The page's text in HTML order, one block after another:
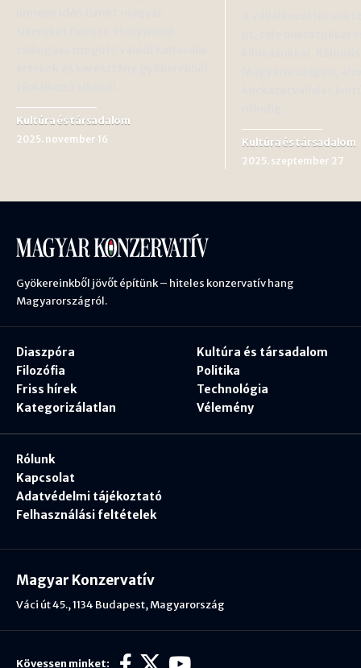
Kultúra és társadalom
2025. november 16 Kultúra és társadalom
2025. szeptember 27
Gyökereinkből jövőt építünk – hiteles konzervatív hang
Magyarországról.
Diaszpóra
Filozófia
Friss hírek
Kategorizálatlan
Kultúra és társadalom
Politika
Technológia
Vélemény
Rólunk
Kapcsolat
Adatvédelmi tájékoztató
Felhasználási feltételek
Kövessen minket:
Magyar Konzervatív
Váci út 45., 1134 Budapest, Magyarország